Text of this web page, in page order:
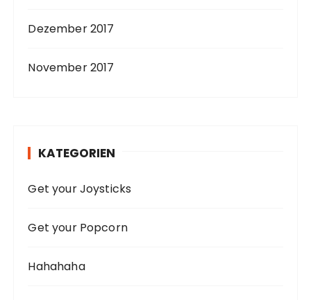
Dezember 2017
November 2017
KATEGORIEN
Get your Joysticks
Get your Popcorn
Hahahaha